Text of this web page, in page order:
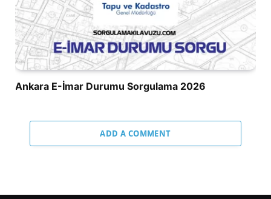
Ankara E-İmar Durumu Sorgulama 2026
ADD A COMMENT